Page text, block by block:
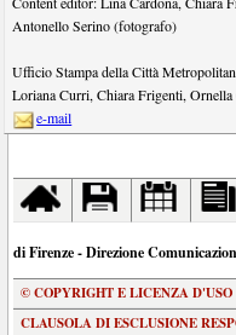
Antonello Serino (fotografo)
Ufficio Stampa della Città
Loriana Curri,Chiara Frigenti,Ornella
e-mail
di Firenze - Direzione
© COPYRIGHT E LICENZA D'USO
CLAUSOLA DI ESCLUSIONE